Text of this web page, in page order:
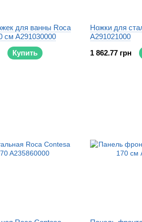
для ванны Roca
см A291030000
Купить
Ножки для
A291021000
1 862.77 грн